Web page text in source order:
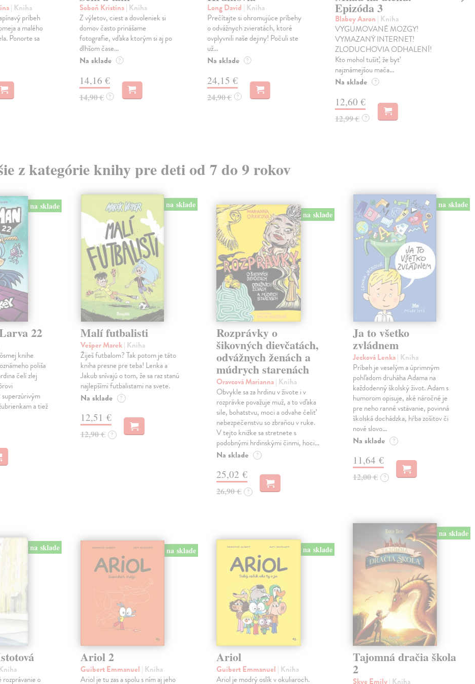
| Kniha
príbeh
a malého
Ponorte sa
Soboň Kristína| Kniha
Z výletov, ciest a dovoleniek si
domov často prinášame
fotografie, vďaka ktorým si aj po
dlhšom čase...
Na sklade ?
14,16 €
14,90 € ?
Long David | Kniha
Prečítajte si ohromujúce príbehy
o odvážnych zvieratách, ktoré
ovplyvnili naše dejiny! Počuli ste
už...
Na sklade ?
24,15 €
24,90 € ?
Epizóda 3
Blabey Aaron | Kniha
VYGUMOVANÉ MOZGY!
VYMAZANÝ INTERNET!
ZLODUCHOVIA ODHALENÍ!
Kto mohol tušiť, že byť
najznámejšou mača...
Na sklade ?
12,60 €
12,99 € ?
z kategórie knihy pre deti od 7 do 9 rokov
na sklade
22
knihe
poliša
čelí zlej
a tiež
na sklade
Malí futbalisti
Vešper Marek| Kniha
Žiješ futbalom? Tak potom je táto
kniha presne pre teba! Lenka a
Jakub snívajú o tom, že sa raz stanú
najlepšími futbalistami na svete.
Na sklade ?
12,51 €
12,90 € ?
na sklade
Rozprávky o
šikovných dievčatách,
odvážnych ženách a
múdrych starenách
Oravcová Marianna| Kniha
Obvykle sa za hrdinu v živote i v
rozprávke považuje muž, a to vďaka
sile, bohatstvu, moci a odvahe čeliť
nebezpečenstvu so zbraňou v ruke.
V tejto knižke sa stretnete s
podobnými hrdinskými činmi, hoci…
Na sklade ?
25,02 €
26,90 € ?
na sklade
Ja to všetko
zvládnem
Jecková Lenka| Kniha
Príbeh je veselým a úprimným
pohľadom druháha Adama na
každodenný školský život. Adam s
humorom opisuje, aké náročné je
pre neho ranné vstávanie, povinná
školská dochádzka, hŕba zošitov či
nové slovo…
Na sklade ?
11,64 €
12,00 € ?
na sklade
o
na sklade
Ariol 2
Guibert Emmanuel | Kniha
Ariol je tu zas a spolu s ním aj jeho
na sklade
Ariol
Guibert Emmanuel | Kniha
Ariol je modrý oslík v okuliaroch.
na sklade
Tajomná dračia škola
2
Skye Emily| Kniha